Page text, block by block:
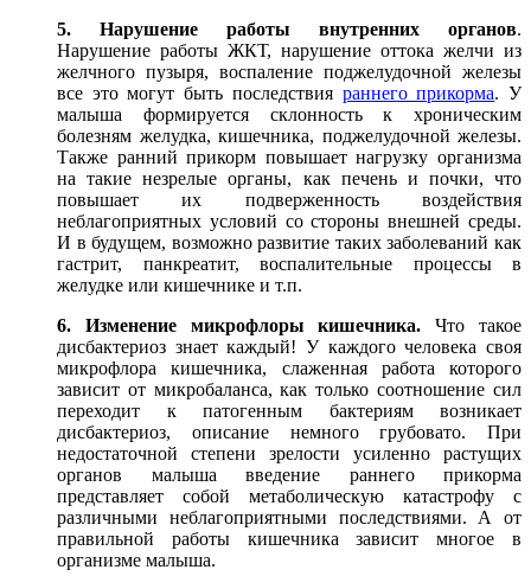
5. Нарушение работы внутренних органов.
Нарушение работы ЖКТ, нарушение оттока желчи из
желчного пузыря, воспаление поджелудочной железы
все это могут быть последствия раннего прикорма. У
малыша формируется склонность к хроническим
болезням желудка, кишечника, поджелудочной железы.
Также ранний прикорм повышает нагрузку организма
на такие незрелые органы, как печень и почки, что
повышает их подверженность воздействия
неблагоприятных условий со стороны внешней среды.
И в будущем, возможно развитие таких заболеваний как
гастрит, панкреатит, воспалительные процессы в
желудке или кишечнике и т.п.
6. Изменение микрофлоры кишечника.Что такое
дисбактериоз знает каждый! У каждого человека своя
микрофлора кишечника, слаженная работа которого
зависит от микробаланса, как только соотношение сил
переходит к патогенным бактериям возникает
дисбактериоз, описание немного грубовато. При
недостаточной степени зрелости усиленно растущих
органов малыша введение раннего прикорма
представляет собой метаболическую катастрофу с
различными неблагоприятными последствиями. А от
правильной работы кишечника зависит многое в
организме малыша.